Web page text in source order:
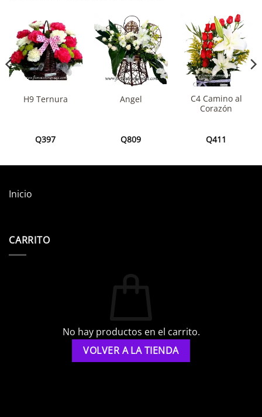
H9 Ternura
Q397
Angel
Q809
C4 Camino al
Corazón
Q411
Inicio
CARRITO
No hay productos en el carrito.
VOLVER A LA TIENDA